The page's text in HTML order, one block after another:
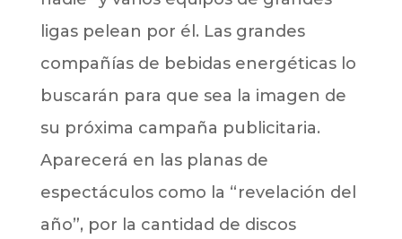
ligas pelean por él. Las grandes
compañías de bebidas energéticas lo
buscarán para que sea la imagen de
su próxima campaña publicitaria.
Aparecerá en las planas de
espectáculos como la “revelación del
año”, por la cantidad de discos